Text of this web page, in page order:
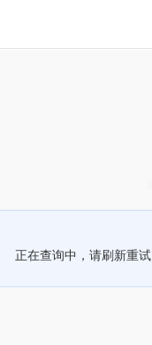
正在查询中，请刷新重试